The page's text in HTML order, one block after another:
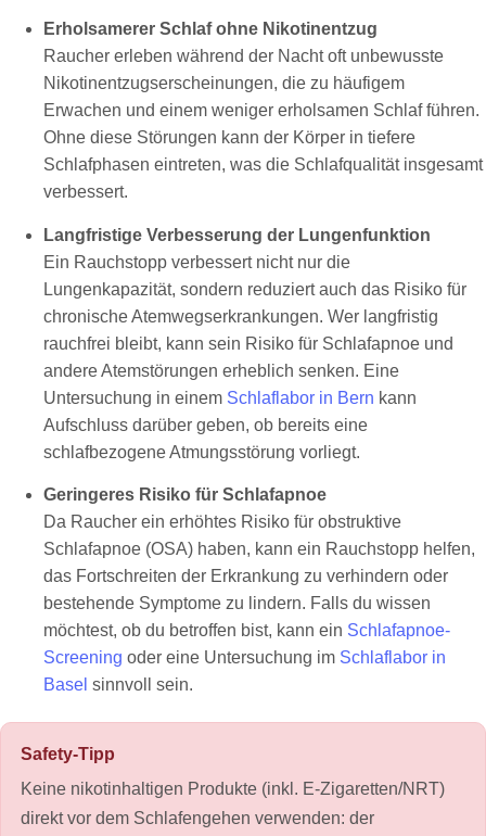
Erholsamerer Schlaf ohne Nikotinentzug
Raucher erleben während der Nacht oft unbewusste
Nikotinentzugserscheinungen, die zu häufigem
Erwachen und einem weniger erholsamen Schlaf führen.
Ohne diese Störungen kann der Körper in tiefere
Schlafphasen eintreten, was die Schlafqualität insgesamt
verbessert.
Langfristige Verbesserung der Lungenfunktion
Ein Rauchstopp verbessert nicht nur die
Lungenkapazität, sondern reduziert auch das Risiko für
chronische Atemwegserkrankungen. Wer langfristig
rauchfrei bleibt, kann sein Risiko für Schlafapnoe und
andere Atemstörungen erheblich senken. Eine
Untersuchung in einem Schlaflabor in Bern kann
Aufschluss darüber geben, ob bereits eine
schlafbezogene Atmungsstörung vorliegt.
Geringeres Risiko für Schlafapnoe
Da Raucher ein erhöhtes Risiko für obstruktive
Schlafapnoe (OSA) haben, kann ein Rauchstopp helfen,
das Fortschreiten der Erkrankung zu verhindern oder
bestehende Symptome zu lindern. Falls du wissen
möchtest, ob du betroffen bist, kann ein Schlafapnoe-
Screening oder eine Untersuchung im Schlaflabor in
Basel sinnvoll sein.
Safety‑Tipp
Keine nikotinhaltigen Produkte (inkl. E‑Zigaretten/NRT)
direkt vor dem Schlafengehen verwenden: der